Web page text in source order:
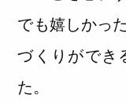
でも嬉しかっ
づくりができ
た。